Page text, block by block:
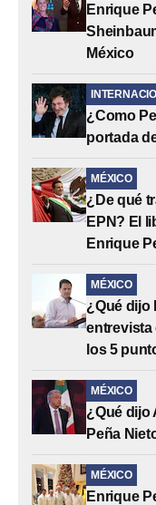
Enrique
México
¿Como
portada
MÉXICO
¿De qué
EPN? El
Enrique
MÉXICO
¿Qué dijo
entrevista
los 5
MÉXICO
¿Qué dijo
Peña
MÉXICO
Enrique